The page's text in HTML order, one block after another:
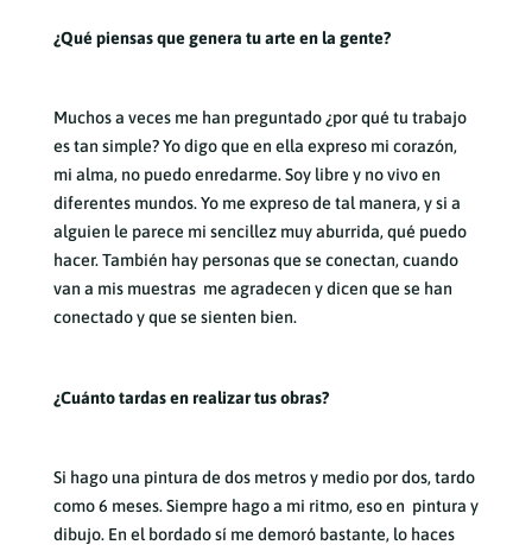
¿Qué piensas que genera tu arte en la gente?
Muchos a veces me han preguntado ¿por qué tu trabajo
es tan simple? Yo digo que en ella expreso mi corazón,
mi alma, no puedo enredarme. Soy libre y no vivo en
diferentes mundos. Yo me expreso de tal manera, y si a
alguien le parece mi sencillez muy aburrida, qué puedo
hacer. También hay personas que se conectan, cuando
van a mis muestras me agradecen y dicen que se han
conectado y que se sienten bien.
¿Cuánto tardas en realizar tus obras?
Si hago una pintura de dos metros y medio por dos, tardo
como 6 meses. Siempre hago a mi ritmo, eso en pintura y
dibujo. En el bordado sí me demoró bastante, lo haces